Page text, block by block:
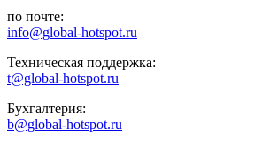
по почте:
info@global-hotspot.ru
Техническая поддержка:
t@global-hotspot.ru
Бухгалтерия:
b@global-hotspot.ru